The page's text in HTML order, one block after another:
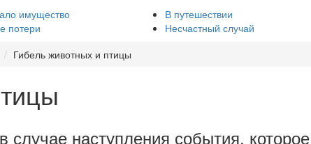
имущество
потери
В путешествии
Несчастный случай
Гибель животных и птицы
случае наступления события, которое